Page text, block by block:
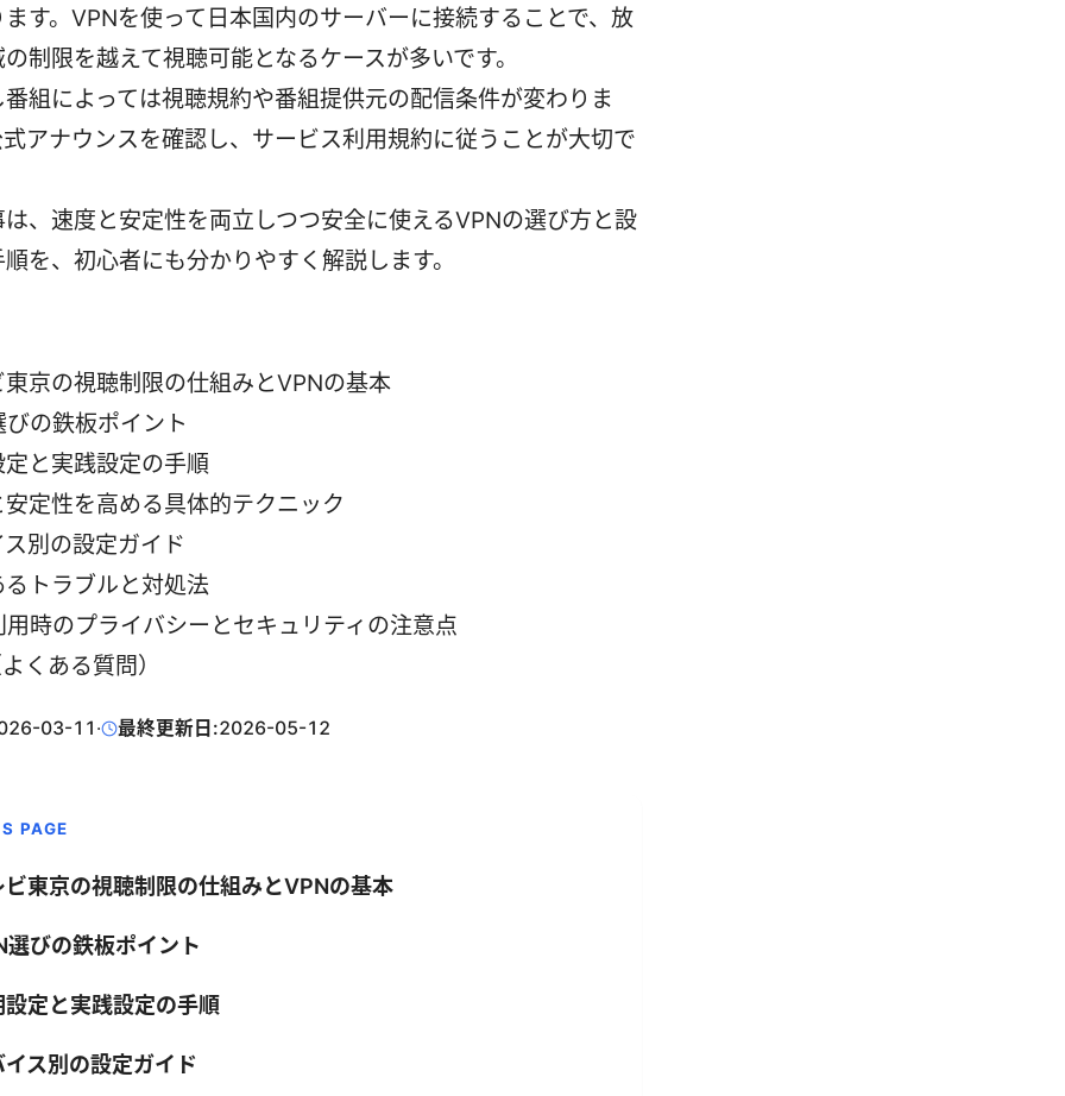
す。VPNを使って日本国内のサーバーに接続することで、放
制限を越えて視聴可能となるケースが多いです。
組によっては視聴規約や番組提供元の配信条件が変わりま
アナウンスを確認し、サービス利用規約に従うことが大切で
、速度と安定性を両立しつつ安全に使えるVPNの選び方と設
を、初心者にも分かりやすく解説します。
京の視聴制限の仕組みとVPNの基本
びの鉄板ポイント
と実践設定の手順
定性を高める具体的テクニック
別の設定ガイド
トラブルと対処法
用時のプライバシーとセキュリティの注意点
くある質問）
03-11 · 最終更新日:2026-05-12
PAGE
ビ東京の視聴制限の仕組みとVPNの基本
選びの鉄板ポイント
設定と実践設定の手順
ス別の設定ガイド